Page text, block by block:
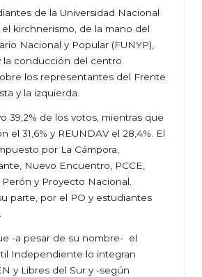
de la Universidad Nacional
kirchnerismo, de la mano del
Nacional y Popular (FUNYP),
la conducción del centro
los representantes del Frente
y la izquierda.
39,2% de los votos, mientras que
el 31,6% y REUNDAV el 28,4%. El
por La Cámpora,
Nuevo Encuentro, PCCE,
y Proyecto Nacional.
parte, por el PO y estudiantes
-a pesar de su nombre- el
Independiente lo integran
y Libres del Sur y -según